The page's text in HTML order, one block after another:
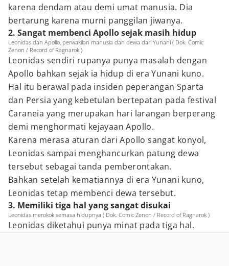
karena dendam atau demi umat manusia. Dia
bertarung karena murni panggilan jiwanya.
2. Sangat membenci Apollo sejak masih hidup
Leonidas dan Apollo, perwakilan manusia dan dewa dari Yunani ( Dok. Comic
Zenon / Record of Ragnarok )
Leonidas sendiri rupanya punya masalah dengan
Apollo bahkan sejak ia hidup di era Yunani kuno.
Hal itu berawal pada insiden peperangan Sparta
dan Persia yang kebetulan bertepatan pada festival
Caraneia yang merupakan hari larangan berperang
demi menghormati kejayaan Apollo.
Karena merasa aturan dari Apollo sangat konyol,
Leonidas sampai menghancurkan patung dewa
tersebut sebagai tanda pemberontakan.
Bahkan setelah kematiannya di era Yunani kuno,
Leonidas tetap membenci dewa tersebut.
3. Memiliki tiga hal yang sangat disukai
Leonidas merokok semasa hidupnya ( Dok. Comic Zenon / Record of Ragnarok )
Leonidas diketahui punya minat pada tiga hal.